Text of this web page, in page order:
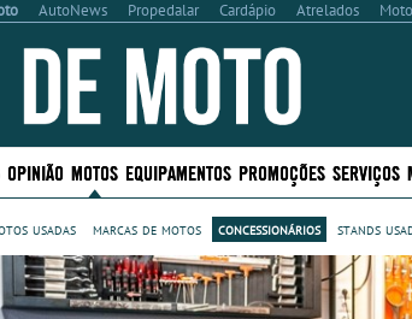
AutoNews Propedalar Cardápio Atrelados
OPINIÃO MOTOS EQUIPAMENTOS PROMOÇÕES SERVIÇOS
usadas marcas de motos concessionários stands